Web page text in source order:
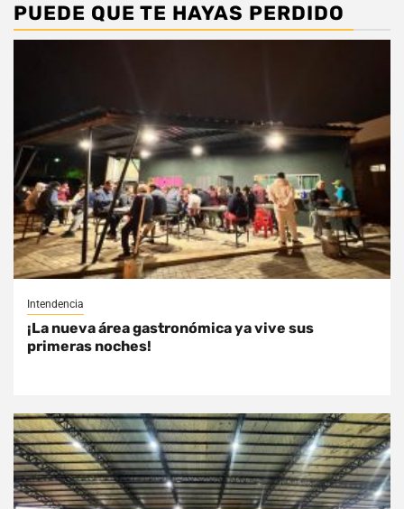
PUEDE QUE TE HAYAS PERDIDO
Intendencia
¡La nueva área gastronómica ya vive sus
primeras noches!